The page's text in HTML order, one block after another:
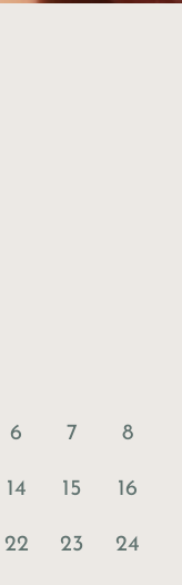
6 7 8
14 15 16
22 23 24